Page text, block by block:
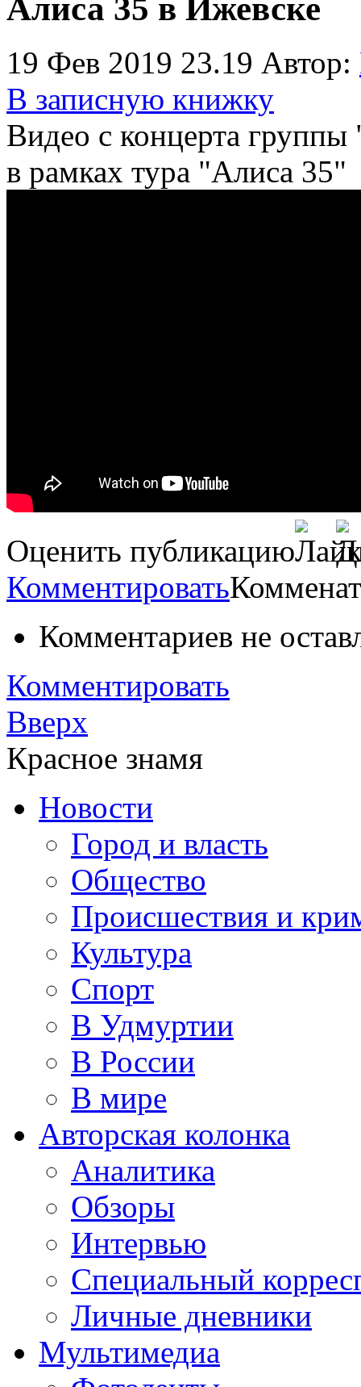
Алиса 35 в Ижевске
19 Фев 2019 23.19 Автор:
В записную книжку
Видео с концерта
в рамках тура "Алиса 35"
Оценить публикацию
Комментировать
Комментариев не
Комментировать
Вверх
Красное знамя
Новости
Город и власть
Общество
Происшествия и
Культура
Спорт
В Удмуртии
В России
В мире
Авторская колонка
Аналитика
Обзоры
Интервью
Специальный
Личные дневники
Мультимедиа